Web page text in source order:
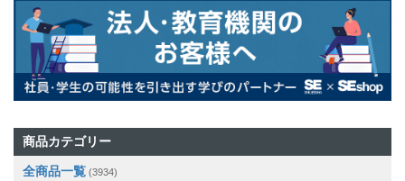
商品カテゴリー
全商品一覧 (3934)